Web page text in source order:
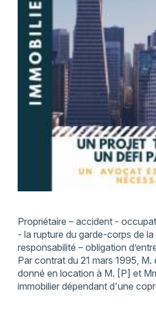
Propriétaire – accident -
- la rupture du garde-corps de
responsabilité – obligation
Par contrat du 21 mars 1995,
donné en location à M. [P] et
immobilier dépendant d'une